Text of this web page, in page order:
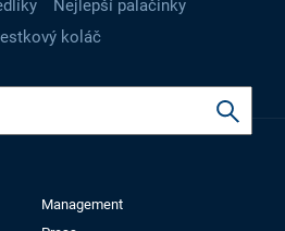
Nejlepší palačinky
koláč
Management